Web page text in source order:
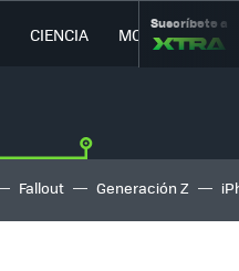
CIENCIA MOVILIDAD
Suscríbete a
Fallout Generación Z